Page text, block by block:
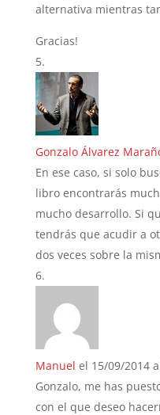
alternativa mientras
Gracias!
Gonzalo Álvarez
En ese caso, si solo
libro encontrarás
mucho desarrollo. Si
tendrás que acudir a
dos veces sobre la
Manuel el 15/09/2014
Gonzalo, me has
con el que deseo